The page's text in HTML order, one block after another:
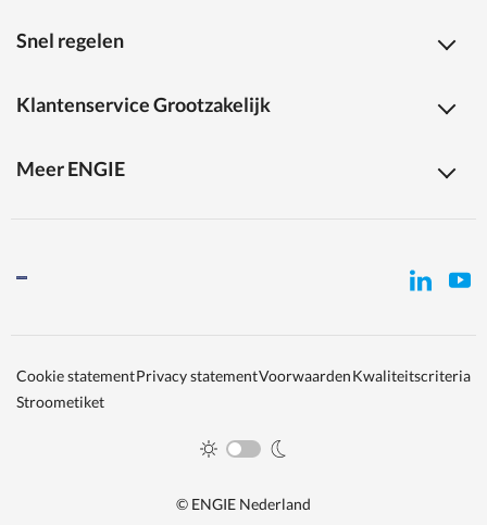
Snel regelen
Klantenservice Grootzakelijk
Meer ENGIE
Cookie statementPrivacy statementVoorwaardenKwaliteitscriteria
Stroometiket
© ENGIE Nederland